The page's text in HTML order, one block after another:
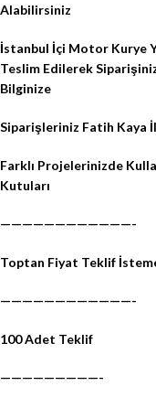
Alabilirsiniz
İstanbul İçi Motor Kurye
Teslim Edilerek
Bilginize
Siparişleriniz Fatih Kaya
Farklı Projelerinizde
Kutuları
————————————-
Toptan Fiyat Teklif
————————————-
100 Adet Teklif
—————————-